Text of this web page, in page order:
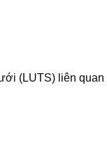
(LUTS) liên quan